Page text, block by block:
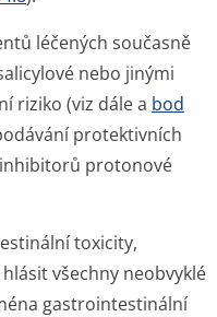
léčených současně
nebo jinými
riziko (viz dále a bod
protektivních
protonové
toxicity,
všechny neobvyklé
gastrointestinální